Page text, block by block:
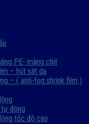
PE- màng chit
– hút sát da
– ( anti-fog shrink film )
động
tốc độ cao